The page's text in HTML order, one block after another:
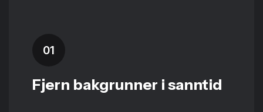
01
Fjern bakgrunner i sanntid